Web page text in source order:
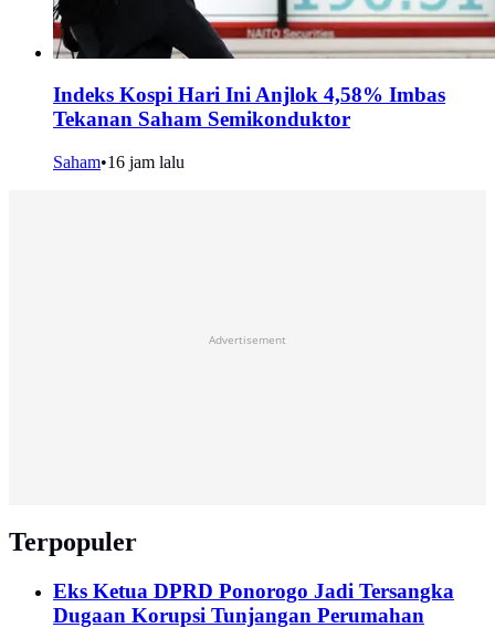
Indeks Kospi Hari Ini Anjlok 4,58% Imbas
Tekanan Saham Semikonduktor
Saham•16 jam lalu
Advertisement
Terpopuler
Eks Ketua DPRD Ponorogo Jadi Tersangka
Dugaan Korupsi Tunjangan Perumahan